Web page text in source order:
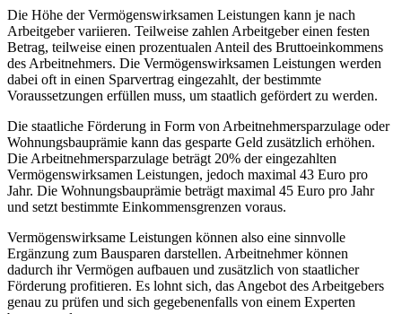
Die Höhe der Vermögenswirksamen Leistungen kann je nach
Arbeitgeber variieren. Teilweise zahlen Arbeitgeber einen festen
Betrag, teilweise einen prozentualen Anteil des Bruttoeinkommens
des Arbeitnehmers. Die Vermögenswirksamen Leistungen werden
dabei oft in einen Sparvertrag eingezahlt, der bestimmte
Voraussetzungen erfüllen muss, um staatlich gefördert zu werden.
Die staatliche Förderung in Form von Arbeitnehmersparzulage oder
Wohnungsbauprämie kann das gesparte Geld zusätzlich erhöhen.
Die Arbeitnehmersparzulage beträgt 20% der eingezahlten
Vermögenswirksamen Leistungen, jedoch maximal 43 Euro pro
Jahr. Die Wohnungsbauprämie beträgt maximal 45 Euro pro Jahr
und setzt bestimmte Einkommensgrenzen voraus.
Vermögenswirksame Leistungen können also eine sinnvolle
Ergänzung zum Bausparen darstellen. Arbeitnehmer können
dadurch ihr Vermögen aufbauen und zusätzlich von staatlicher
Förderung profitieren. Es lohnt sich, das Angebot des Arbeitgebers
genau zu prüfen und sich gegebenenfalls von einem Experten